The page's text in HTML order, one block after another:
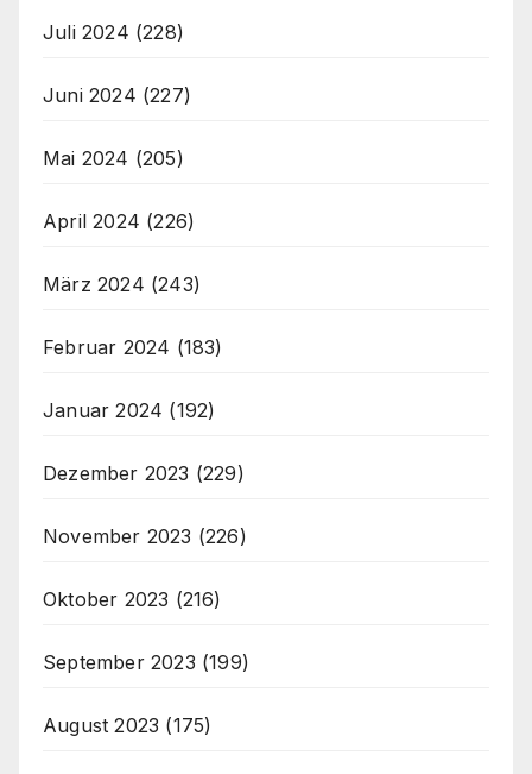
Juli 2024 (228)
Juni 2024 (227)
Mai 2024 (205)
April 2024 (226)
März 2024 (243)
Februar 2024 (183)
Januar 2024 (192)
Dezember 2023 (229)
November 2023 (226)
Oktober 2023 (216)
September 2023 (199)
August 2023 (175)